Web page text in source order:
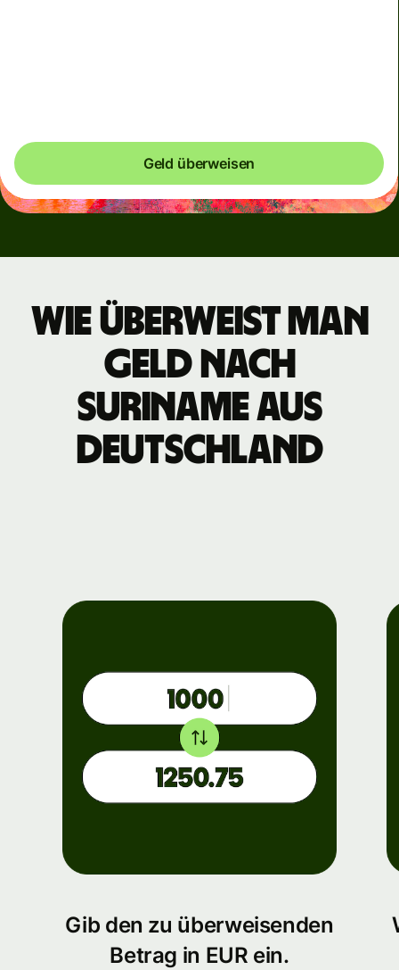
Geld überweisen
Wie überweist man
Geld nach
Suriname aus
Deutschland
Gib den zu überweisenden
Betrag in EUR ein.